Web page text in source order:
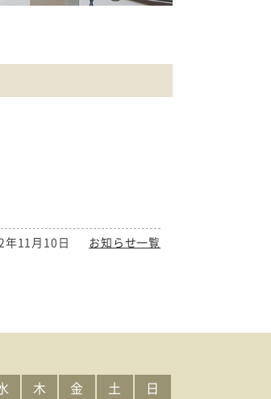
年11月10日 お知らせ一覧
木 金 土
日